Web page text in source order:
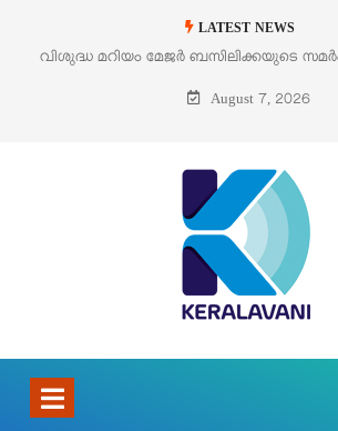
LATEST NEWS
വിശുദ്ധ മറിയം മേജർ ബസിലിക്കയുടെ
ഓഗസ്റ്റ് 5 –
August 7, 2026